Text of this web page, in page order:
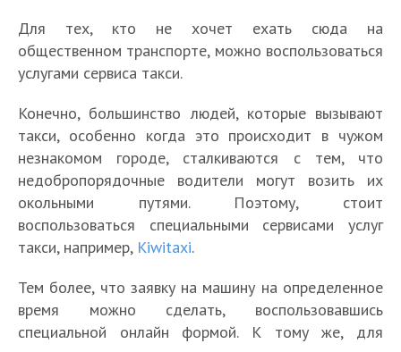
Для тех, кто не хочет ехать сюда на
общественном транспорте, можно воспользоваться
услугами сервиса такси.
Конечно, большинство людей, которые вызывают
такси, особенно когда это происходит в чужом
незнакомом городе, сталкиваются с тем, что
недобропорядочные водители могут возить их
окольными путями. Поэтому, стоит
воспользоваться специальными сервисами услуг
такси, например, Kiwitaxi.
Тем более, что заявку на машину на определенное
время можно сделать, воспользовавшись
специальной онлайн формой. К тому же, для